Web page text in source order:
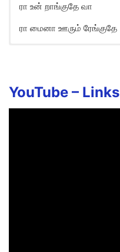
ரா உன் றாங்குதே வா
ரா மைனா ஊரும் ரேங்குதே
Ullara poonthu paaru
Uruvaana kannithaeru
YouTube – Links